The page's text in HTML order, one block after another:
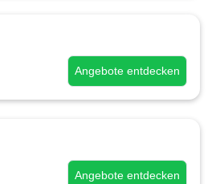
Angebote entdecken
Angebote entdecken